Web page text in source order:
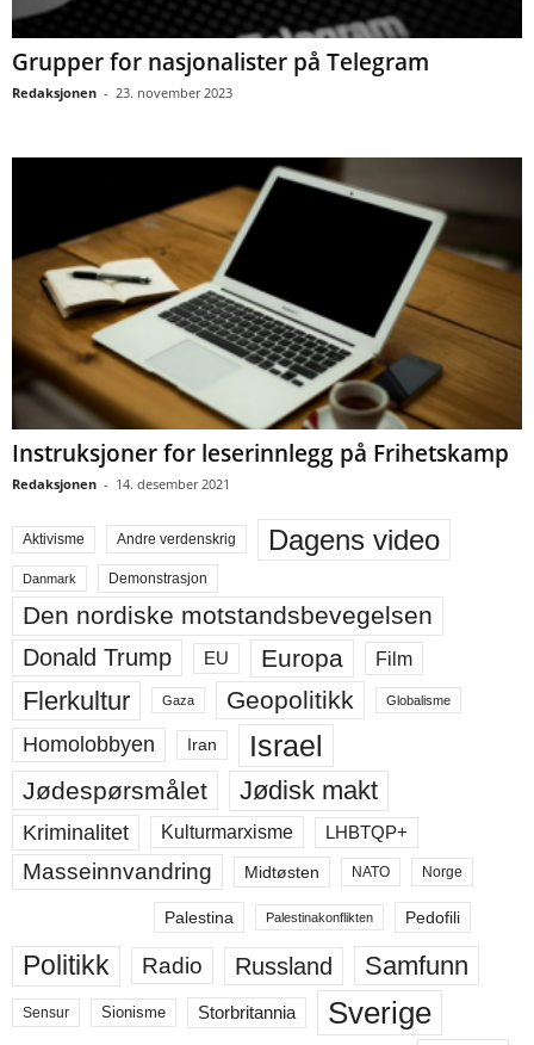
Grupper for nasjonalister på Telegram
Redaksjonen - 23. november 2023
Instruksjoner for leserinnlegg på Frihetskamp
Redaksjonen - 14. desember 2021
Aktivisme Andre verdenskrig Dagens video
Danmark Demonstrasjon
Den nordiske motstandsbevegelsen
Donald Trump EU Europa Film
Flerkultur Gaza Geopolitikk Globalisme
Homolobbyen Iran Israel
Jødespørsmålet Jødisk makt
Kriminalitet Kulturmarxisme LHBTQP+
Masseinnvandring Midtøsten NATO Norge
Palestina Palestinakonflikten Pedofili
Politikk Radio Russland Samfunn
Sensur Sionisme Storbritannia Sverige